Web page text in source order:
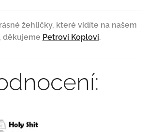
žehličky, které vidíte na našem
děkujeme Petrovi Koplovi.